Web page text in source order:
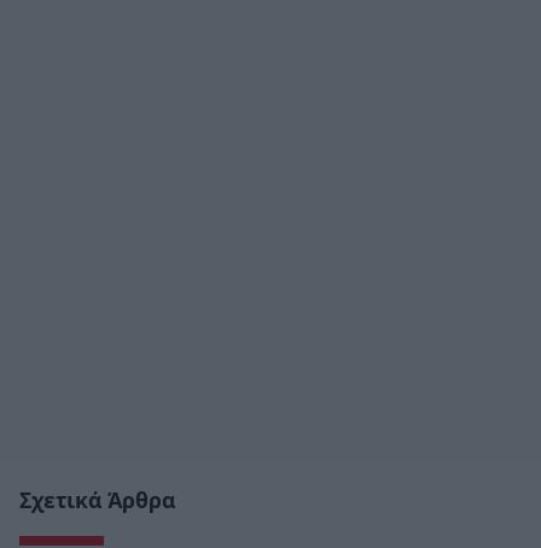
Σχετικά Άρθρα